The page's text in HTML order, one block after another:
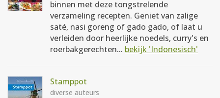
binnen met deze tongstrelende
verzameling recepten. Geniet van zalige
saté, nasi goreng of gado gado, of laat u
verleiden door heerlijke noedels, curry's en
roerbakgerechten... bekijk 'Indonesisch'
Stamppot
diverse auteurs